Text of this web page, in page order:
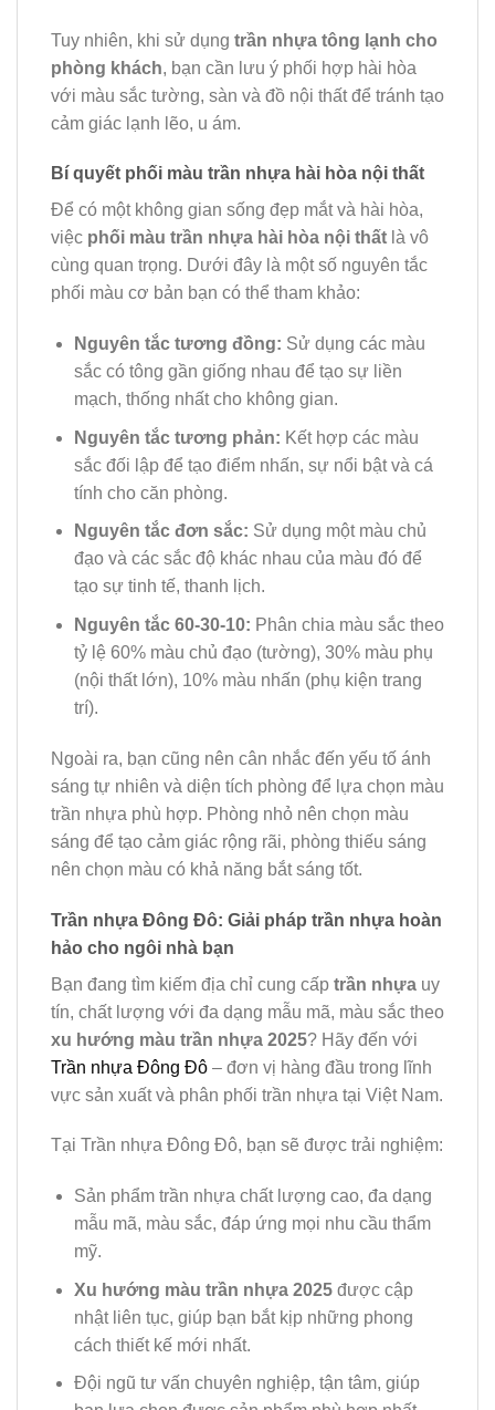
Tuy nhiên, khi sử dụng trần nhựa tông lạnh cho
phòng khách, bạn cần lưu ý phối hợp hài hòa
với màu sắc tường, sàn và đồ nội thất để tránh tạo
cảm giác lạnh lẽo, u ám.
Bí quyết phối màu trần nhựa hài hòa nội thất
Để có một không gian sống đẹp mắt và hài hòa,
việc phối màu trần nhựa hài hòa nội thất là vô
cùng quan trọng. Dưới đây là một số nguyên tắc
phối màu cơ bản bạn có thể tham khảo:
Nguyên tắc tương đồng: Sử dụng các màu
sắc có tông gần giống nhau để tạo sự liền
mạch, thống nhất cho không gian.
Nguyên tắc tương phản: Kết hợp các màu
sắc đối lập để tạo điểm nhấn, sự nổi bật và cá
tính cho căn phòng.
Nguyên tắc đơn sắc: Sử dụng một màu chủ
đạo và các sắc độ khác nhau của màu đó để
tạo sự tinh tế, thanh lịch.
Nguyên tắc 60-30-10: Phân chia màu sắc theo
tỷ lệ 60% màu chủ đạo (tường), 30% màu phụ
(nội thất lớn), 10% màu nhấn (phụ kiện trang
trí).
Ngoài ra, bạn cũng nên cân nhắc đến yếu tố ánh
sáng tự nhiên và diện tích phòng để lựa chọn màu
trần nhựa phù hợp. Phòng nhỏ nên chọn màu
sáng để tạo cảm giác rộng rãi, phòng thiếu sáng
nên chọn màu có khả năng bắt sáng tốt.
Trần nhựa Đông Đô: Giải pháp trần nhựa hoàn
hảo cho ngôi nhà bạn
Bạn đang tìm kiếm địa chỉ cung cấp trần nhựa uy
tín, chất lượng với đa dạng mẫu mã, màu sắc theo
xu hướng màu trần nhựa 2025? Hãy đến với
Trần nhựa Đông Đô – đơn vị hàng đầu trong lĩnh
vực sản xuất và phân phối trần nhựa tại Việt Nam.
Tại Trần nhựa Đông Đô, bạn sẽ được trải nghiệm:
Sản phẩm trần nhựa chất lượng cao, đa dạng
mẫu mã, màu sắc, đáp ứng mọi nhu cầu thẩm
mỹ.
Xu hướng màu trần nhựa 2025được cập
nhật liên tục, giúp bạn bắt kịp những phong
cách thiết kế mới nhất.
Đội ngũ tư vấn chuyên nghiệp, tận tâm, giúp